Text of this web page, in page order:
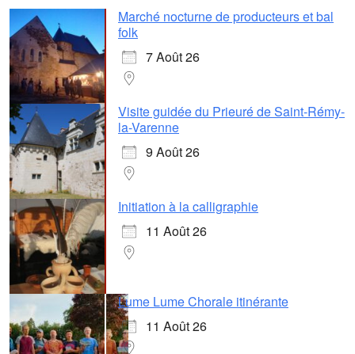
Marché nocturne de producteurs et bal
folk
7 Août 26
Visite guidée du Prieuré de Saint-Rémy-
la-Varenne
9 Août 26
Initiation à la calligraphie
11 Août 26
Lume Lume Chorale itinérante
11 Août 26